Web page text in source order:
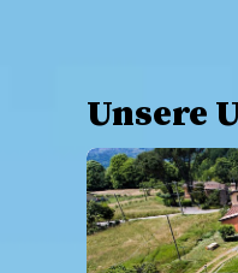
Unsere